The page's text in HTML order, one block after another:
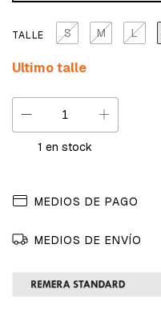
TALLE S M L
Ultimo talle
1 en stock
MEDIOS DE PAGO
MEDIOS DE ENVÍO